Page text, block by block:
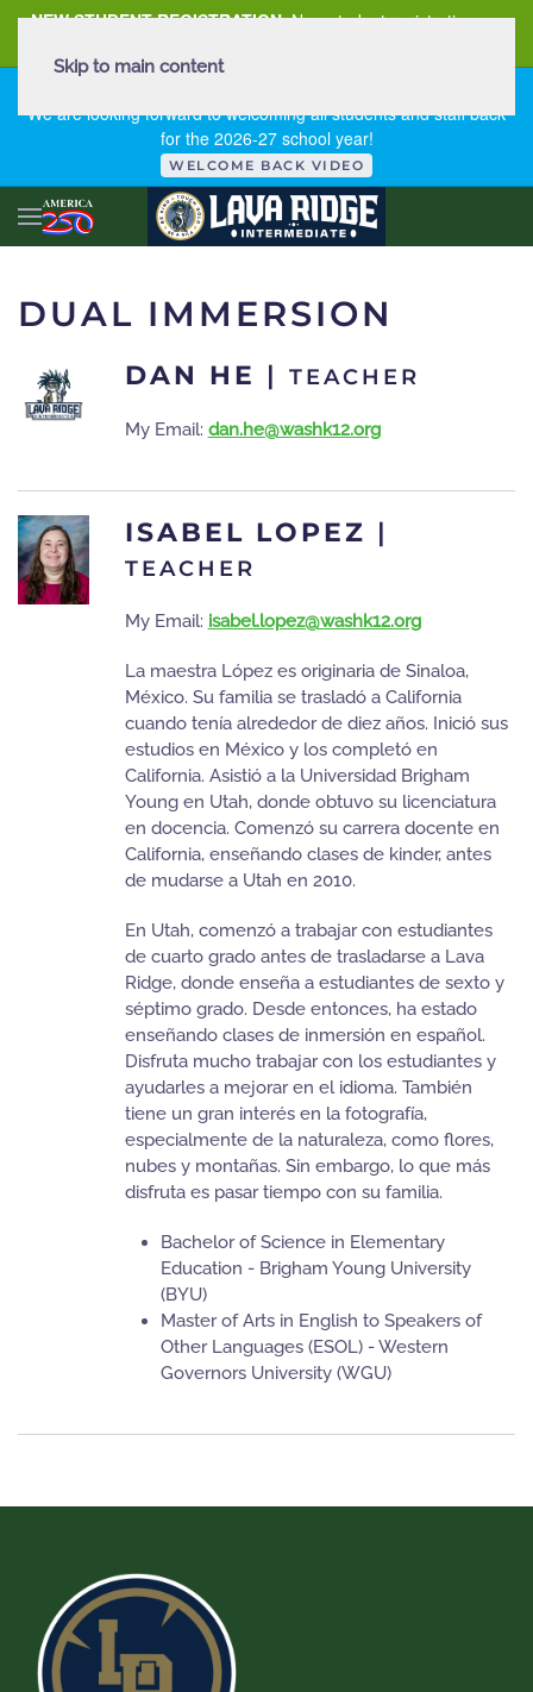
NEW STUDENT REGISTRATION New student registration can
We are looking forward to welcoming all students and staff back
for the 2026-27 school year!
WELCOME BACK VIDEO
Skip to main content
DUAL IMMERSION
DAN HE | TEACHER
My Email: dan.he@washk12.org
ISABEL LOPEZ |
TEACHER
My Email: isabel.lopez@washk12.org
La maestra López es originaria de Sinaloa,
México. Su familia se trasladó a California
cuando tenía alrededor de diez años. Inició sus
estudios en México y los completó en
California. Asistió a la Universidad Brigham
Young en Utah, donde obtuvo su licenciatura
en docencia. Comenzó su carrera docente en
California, enseñando clases de kinder, antes
de mudarse a Utah en 2010.
En Utah, comenzó a trabajar con estudiantes
de cuarto grado antes de trasladarse a Lava
Ridge, donde enseña a estudiantes de sexto y
séptimo grado. Desde entonces, ha estado
enseñando clases de inmersión en español.
Disfruta mucho trabajar con los estudiantes y
ayudarles a mejorar en el idioma. También
tiene un gran interés en la fotografía,
especialmente de la naturaleza, como flores,
nubes y montañas. Sin embargo, lo que más
disfruta es pasar tiempo con su familia.
Bachelor of Science in Elementary
Education - Brigham Young University
(BYU)
Master of Arts in English to Speakers of
Other Languages (ESOL) - Western
Governors University (WGU)